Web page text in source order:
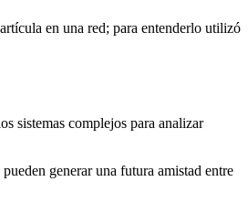
en una red; para entenderlo utilizó
sistemas complejos para analizar
generar una futura amistad entre